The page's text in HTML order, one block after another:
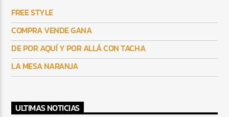
FREE STYLE
COMPRA VENDE GANA
DE POR AQUÍ Y POR ALLÁ CON TACHA
LA MESA NARANJA
ULTIMAS NOTICIAS